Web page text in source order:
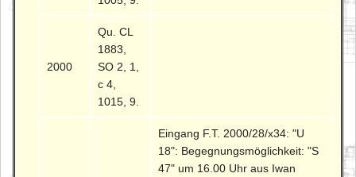
2000
Qu. CL
1883,
SO 2, 1,
c 4,
1015, 9.
Eingang F.T. 2000/28/x34: "U
18": Begegnungsmöglichkeit: "S
47" um 16.00 Uhr aus Iwan